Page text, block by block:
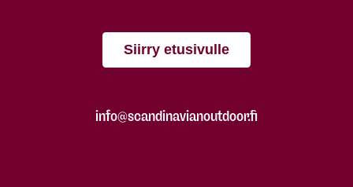
Siirry etusivulle
info@scandinavianoutdoor.fi